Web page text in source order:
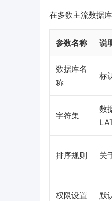
在多数主流数据
参数名称 说
数据库名
称
标
字符集
数
排序规则 关
权限设置 默